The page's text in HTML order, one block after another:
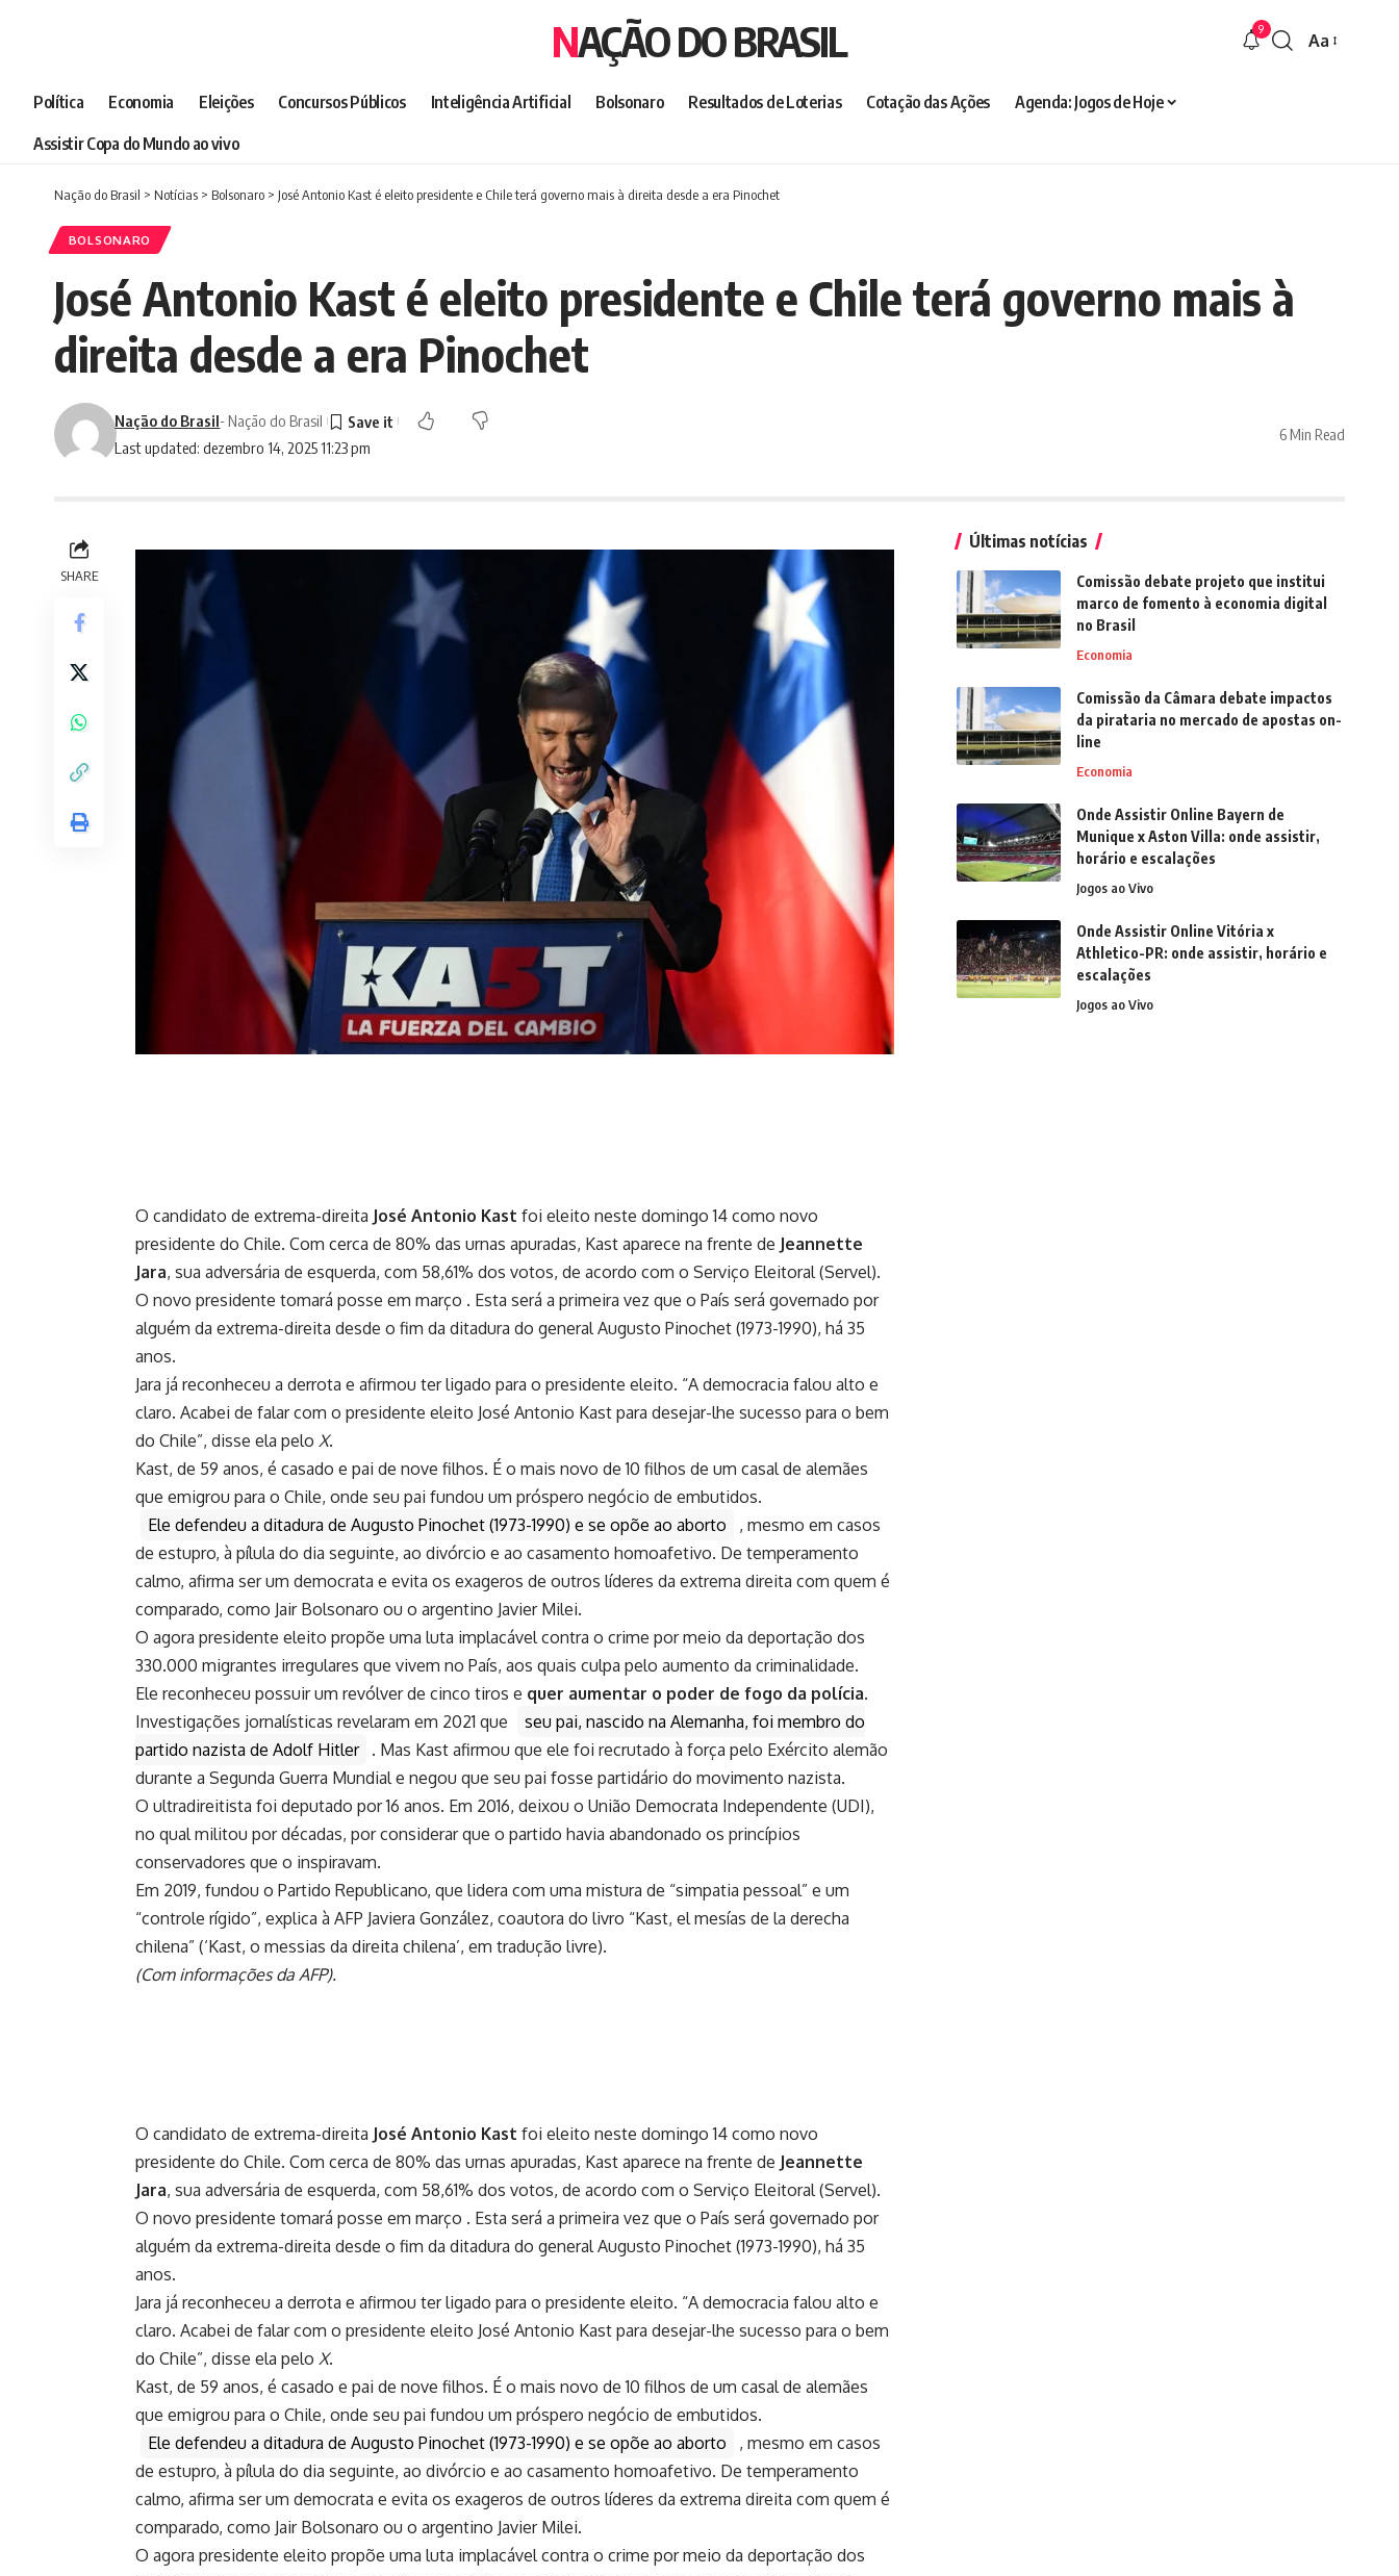
NAÇÃO DO BRASIL 9
Font
Aa
Política Economia Eleições Concursos Públicos Inteligência Artificial Bolsonaro Resultados de Loterias Cotação das Ações
Agenda: Jogos de Hoje
Assistir Copa do Mundo ao vivo
Nação do Brasil > Notícias > Bolsonaro > José Antonio Kast é eleito presidente e Chile terá governo mais à direita desde a era Pinochet
BOLSONARO
José Antonio Kast é eleito presidente e Chile terá governo mais à
direita desde a era Pinochet
Last updated: dezembro 14, 2025 11:23 pm
Nação do Brasil- Nação do Brasil
6 Min Read
SHARE
O candidato de extrema-direita José Antonio Kast foi eleito neste domingo 14 como novo
presidente do Chile. Com cerca de 80% das urnas apuradas, Kast aparece na frente de Jeannette
Jara, sua adversária de esquerda, com 58,61% dos votos, de acordo com o Serviço Eleitoral (Servel).
O novo presidente tomará posse em março . Esta será a primeira vez que o País será governado por
alguém da extrema-direita desde o fim da ditadura do general Augusto Pinochet (1973-1990), há 35
anos.
Jara já reconheceu a derrota e afirmou ter ligado para o presidente eleito. “A democracia falou alto e
claro. Acabei de falar com o presidente eleito José Antonio Kast para desejar-lhe sucesso para o bem
do Chile”, disse ela pelo X.
Kast, de 59 anos, é casado e pai de nove filhos. É o mais novo de 10 filhos de um casal de alemães
que emigrou para o Chile, onde seu pai fundou um próspero negócio de embutidos.
Ele defendeu a ditadura de Augusto Pinochet (1973-1990) e se opõe ao aborto
, mesmo em casos
de estupro, à pílula do dia seguinte, ao divórcio e ao casamento homoafetivo. De temperamento
calmo, afirma ser um democrata e evita os exageros de outros líderes da extrema direita com quem é
comparado, como Jair Bolsonaro ou o argentino Javier Milei.
O agora presidente eleito propõe uma luta implacável contra o crime por meio da deportação dos
330.000 migrantes irregulares que vivem no País, aos quais culpa pelo aumento da criminalidade.
Ele reconheceu possuir um revólver de cinco tiros e quer aumentar o poder de fogo da polícia.
Investigações jornalísticas revelaram em 2021 que
seu pai, nascido na Alemanha, foi membro do
partido nazista de Adolf Hitler
. Mas Kast afirmou que ele foi recrutado à força pelo Exército alemão
durante a Segunda Guerra Mundial e negou que seu pai fosse partidário do movimento nazista.
O ultradireitista foi deputado por 16 anos. Em 2016, deixou o União Democrata Independente (UDI),
no qual militou por décadas, por considerar que o partido havia abandonado os princípios
conservadores que o inspiravam.
Em 2019, fundou o Partido Republicano, que lidera com uma mistura de “simpatia pessoal” e um
“controle rígido”, explica à AFP Javiera González, coautora do livro “Kast, el mesías de la derecha
chilena” (‘Kast, o messias da direita chilena’, em tradução livre).
(Com informações da AFP).
O candidato de extrema-direita José Antonio Kast foi eleito neste domingo 14 como novo
presidente do Chile. Com cerca de 80% das urnas apuradas, Kast aparece na frente de Jeannette
Jara, sua adversária de esquerda, com 58,61% dos votos, de acordo com o Serviço Eleitoral (Servel).
O novo presidente tomará posse em março . Esta será a primeira vez que o País será governado por
alguém da extrema-direita desde o fim da ditadura do general Augusto Pinochet (1973-1990), há 35
anos.
Jara já reconheceu a derrota e afirmou ter ligado para o presidente eleito. “A democracia falou alto e
claro. Acabei de falar com o presidente eleito José Antonio Kast para desejar-lhe sucesso para o bem
do Chile”, disse ela pelo X.
Kast, de 59 anos, é casado e pai de nove filhos. É o mais novo de 10 filhos de um casal de alemães
que emigrou para o Chile, onde seu pai fundou um próspero negócio de embutidos.
Ele defendeu a ditadura de Augusto Pinochet (1973-1990) e se opõe ao aborto
, mesmo em casos
de estupro, à pílula do dia seguinte, ao divórcio e ao casamento homoafetivo. De temperamento
calmo, afirma ser um democrata e evita os exageros de outros líderes da extrema direita com quem é
comparado, como Jair Bolsonaro ou o argentino Javier Milei.
O agora presidente eleito propõe uma luta implacável contra o crime por meio da deportação dos
Últimas notícias
Comissão debate projeto que institui
marco de fomento à economia digital
no Brasil
Economia
Comissão da Câmara debate impactos
da pirataria no mercado de apostas on-
line
Economia
Onde Assistir Online Bayern de
Munique x Aston Villa: onde assistir,
horário e escalações
Jogos ao Vivo
Onde Assistir Online Vitória x
Athletico-PR: onde assistir, horário e
escalações
Jogos ao Vivo